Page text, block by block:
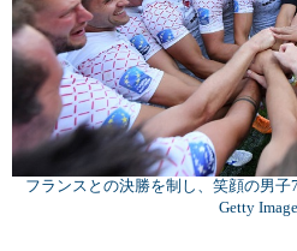
フランスとの決勝を制し、笑顔の男
Getty